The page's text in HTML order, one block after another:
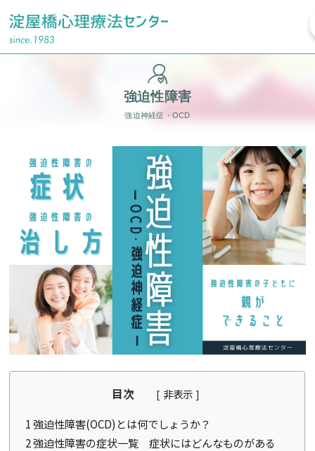
強迫性障害
強迫神経症・OCD
目次 [ 非表示 ]
1強迫性障害(OCD)とは何でしょうか？
2強迫性障害の症状一覧 症状にはどんなものがある